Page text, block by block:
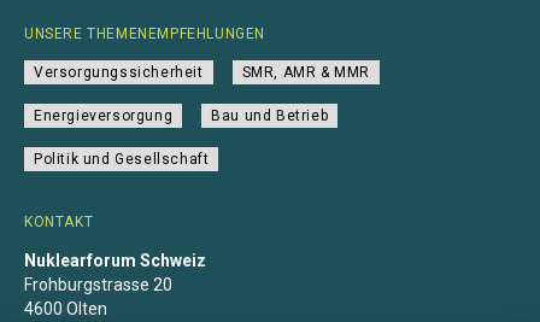
KONTAKT
Nuklearforum Schweiz
Frohburgstrasse 20
4600 Olten
UNSERE THEMENEMPFEHLUNGEN
Versorgungssicherheit SMR, AMR & MMR
Energieversorgung Bau und Betrieb
Politik und Gesellschaft